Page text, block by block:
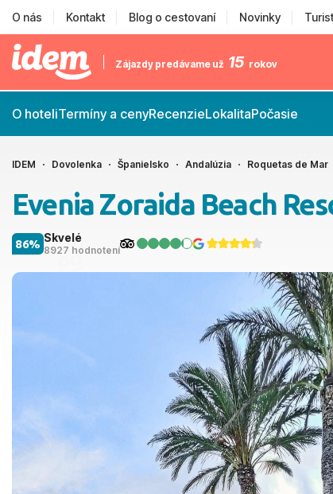
O nás Kontakt Blog o cestovaní Novinky
Zájazdy predávame už 15 rokov
O hoteliTermíny a cenyRecenzieLokalitaPočasie
IDEM Dovolenka Španielsko Andalúzia Roquetas de Mar
Evenia Zoraida Beach
Skvelé
8927 hodnotení
86%